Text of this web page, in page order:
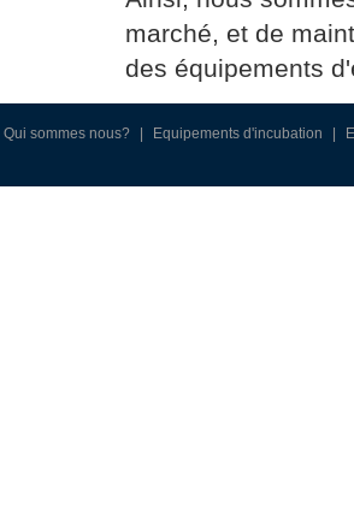
marché, et de
des équipements
Qui sommes nous? Equipements d'incubation